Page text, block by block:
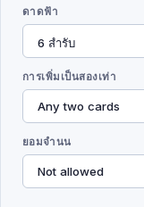
ดาดฟ้า
การเพิ่มเป็นสองเท่า
ยอมจำนน